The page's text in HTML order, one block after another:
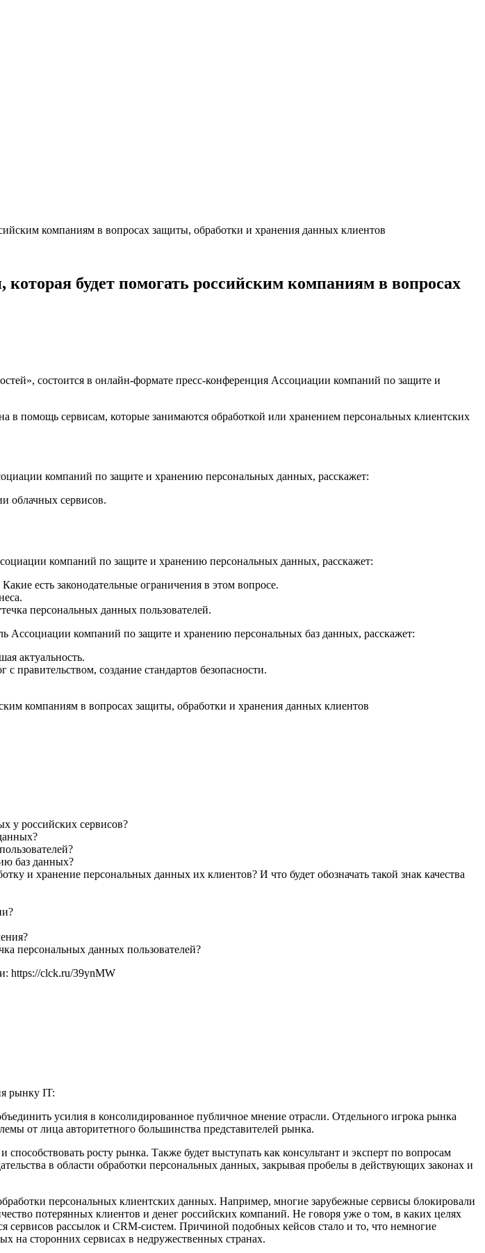
компаниям в вопросах защиты, обработки и хранения данных клиентов
будет помогать российским компаниям в вопросах
состоится в онлайн-формате пресс-конференция Ассоциации компаний по защите и
в помощь сервисам, которые занимаются обработкой или хранением персональных клиентских
компаний по защите и хранению персональных данных, расскажет:
облачных сервисов.
компаний по защите и хранению персональных данных, расскажет:
есть законодательные ограничения в этом вопросе.
персональных данных пользователей.
Ассоциации компаний по защите и хранению персональных баз данных, расскажет:
актуальность.
создание стандартов безопасности.
у российских сервисов?
баз данных?
и хранение персональных данных их клиентов? И что будет обозначать такой знак качества
персональных данных пользователей?
https://clck.ru/39ynMW
рынку IT:
усилия в консолидированное публичное мнение отрасли. Отдельного игрока рынка
от лица авторитетного большинства представителей рынка.
росту рынка. Также будет выступать как консультант и эксперт по вопросам
в области обработки персональных данных, закрывая пробелы в действующих законах и
персональных клиентских данных. Например, многие зарубежные сервисы блокировали
потерянных клиентов и денег российских компаний. Не говоря уже о том, в каких целях
сервисов рассылок и CRM-систем. Причиной подобных кейсов стало и то, что немногие
на сторонних сервисах в недружественных странах.